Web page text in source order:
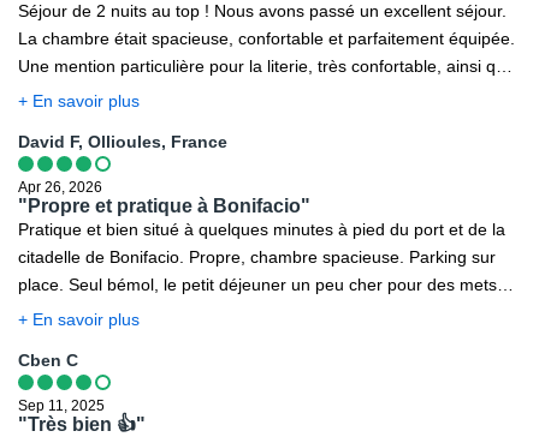
fenêtre et volet ne fermant pas complètement…
Séjour de 2 nuits au top ! Nous avons passé un excellent séjour.
La chambre était spacieuse, confortable et parfaitement équipée.
Une mention particulière pour la literie, très confortable, ainsi que
pour le petit-déjeuner, copieux et de qualité. Nous avons
aucun bruit en chambre, ce qui a rendu notre séjour très
reposant. Petit plus très agréable, tout l’hôtel sent délicieusement
bon, ce qui contribue à une atmosphère chaleureuse et soignée.
Nous recommandons sans hésiter et reviendrons avec plaisir ! 😊
+ En savoir plus
David F, Ollioules, France
Apr 26, 2026
"Propre et pratique à Bonifacio"
Pratique et bien situé à quelques minutes à pied du port et de la
citadelle de Bonifacio. Propre, chambre spacieuse. Parking sur
place. Seul bémol, le petit déjeuner un peu cher pour des mets
industriels quelconques.
+ En savoir plus
Cben C
Sep 11, 2025
"Très bien 👍"